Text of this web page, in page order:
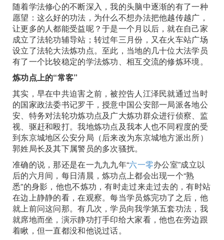
随着学法修心的不断深入，我的头脑中逐渐的有了一种
愿望：这么好的功法，为什么不想办法把他越传越广，
让更多的人都能受益呢？于是一个月以后，就在自己家
成立了法轮功辅导站；转过年三月份，又在火车站广场
设立了法轮大法炼功点。至此，当地的几十位大法学员
有了一个比较稳定的学法炼功、相互交流的修炼环境。
炼功点上的“常客”
其实，早在中共迫害之前，被控告人江泽民就通过当时
的国家政法委书记罗干，授意中国公安部一局派各地公
安、特务对法轮功炼功点及广大炼功群众进行侦察、监
视、驱赶和殴打。我地炼功点及我本人也不同程度的受
到东京城地区公安分局（后来改为东京城地方派出所）
郭姓局长及其下属警员的多次骚扰。
准确的说，那还是在一九九九年“六一零办公室”成立以
后的六月间，每日清晨，炼功点上都会出现一个“熟
悉”的身影，他也不炼功，有时走过来走过去的，有时站
在边上静静的看，在观察。每当学员炼完功了之后，他
就上前问这问那。有几次，学员向我学第五套功法，我
就席地而坐，演示静功打手印给大家看，他也在旁边跟
着瞅，但一直都没和他说过话。